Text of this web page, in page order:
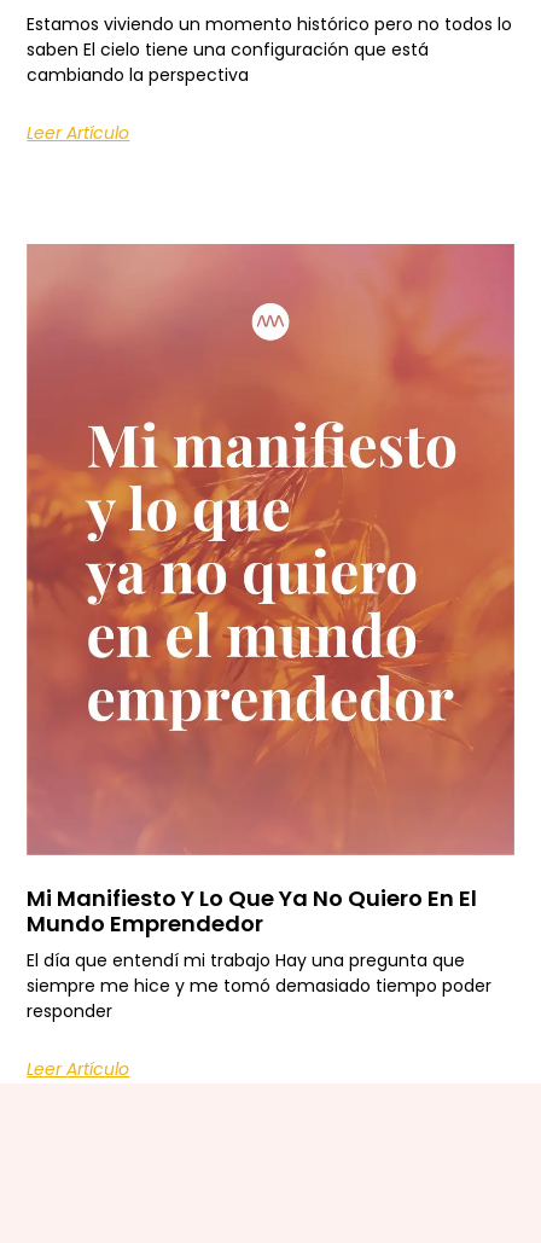
Estamos viviendo un momento histórico pero no todos lo
saben El cielo tiene una configuración que está
cambiando la perspectiva
Leer Artículo
Mi Manifiesto Y Lo Que Ya No Quiero En El
Mundo Emprendedor
El día que entendí mi trabajo Hay una pregunta que
siempre me hice y me tomó demasiado tiempo poder
responder
Leer Artículo